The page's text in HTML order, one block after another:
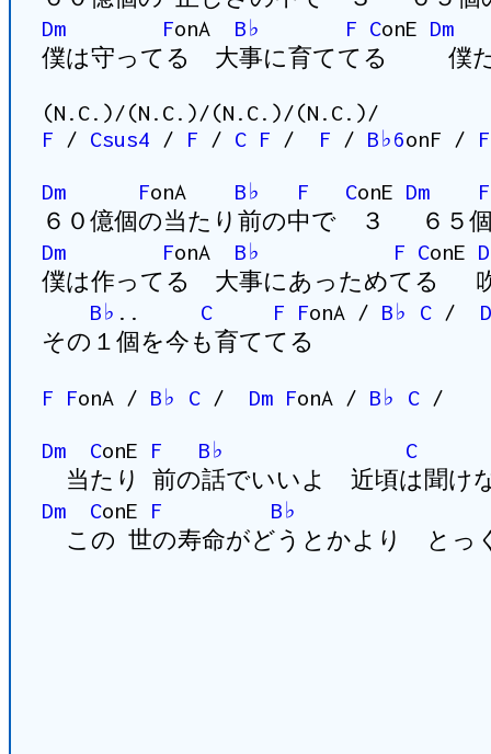
Dm
FonA B♭ F ConE Dm
僕は守ってる 大事に育ててる 僕だ
(N.C.)/(N.C.)/(N.C.)/(N.C.)/
F / Csus4 / F / C F / F / B♭6onF / F
Dm FonA B♭ F ConE Dm F
６０億個の当たり前の中で ３ ６５
Dm
FonA B♭ F ConE
僕は作ってる 大事にあっためてる
B♭ .. C F FonA / B♭ C/
その１個を今も育ててる
F FonA / B♭ C/ Dm FonA / B♭ C/
Dm ConE F B♭
C
当たり 前の話でいいよ 近頃は聞け
Dm
ConE F
B♭
この 世の寿命がどうとかより とっ